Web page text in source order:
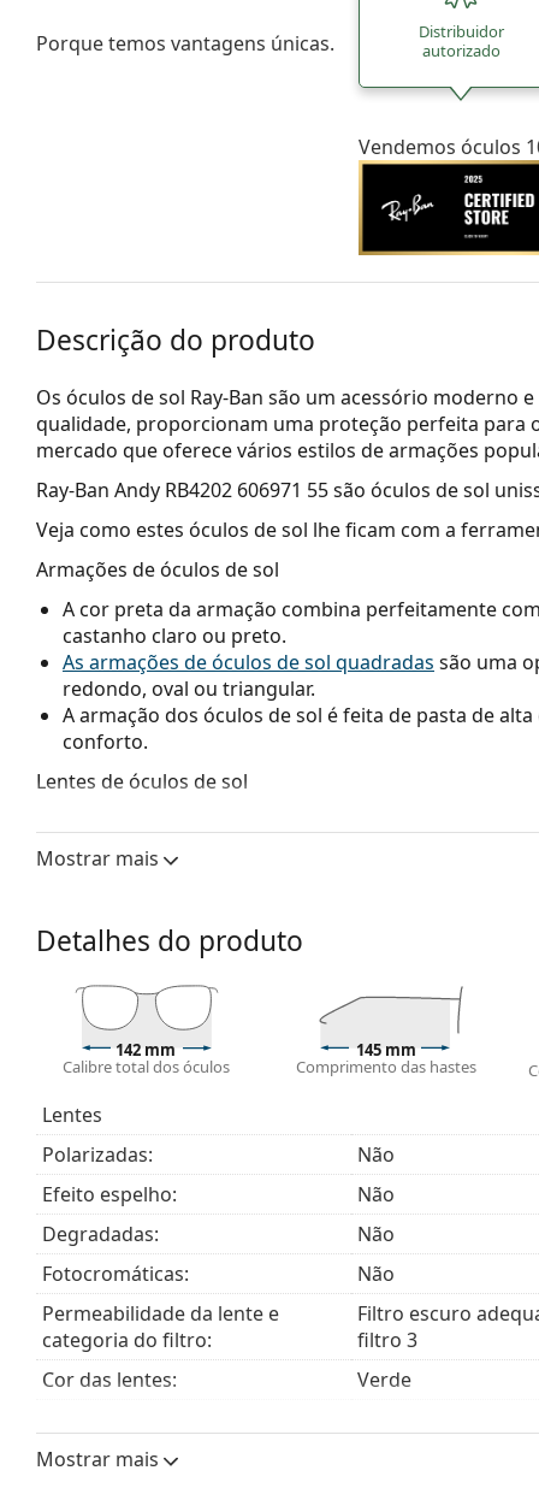
Porque temos vantagens únicas.
Distribuidor
autorizado
Vendemos óculos
Descrição do produto
Os óculos de sol Ray-Ban são um acessório moderno
qualidade, proporcionam uma proteção perfeita para
mercado que oferece vários estilos de armações
Ray-Ban Andy RB4202 606971 55são óculos de sol
Veja como estes óculos de sol lhe ficam com a
Armações de óculos de sol
A cor preta da armação combina perfeitamente
castanho claro ou preto.
As armações de óculos de sol quadradas são uma
redondo, oval ou triangular.
A armação dos óculos de sol é feita de pasta de
conforto.
Lentes de óculos de sol
As lentes são de plástico, cujas vantagens
Os óculos de sol têm proteção UV 400, o que
São adequadas para uma exposição solar intensa
Entregamos os óculos de sol no seu estojo
O pano fornecido é ideal para limpar e cuidar dos
saco de tecido em vez de um pano.
para encontrar
Mostrar mais
Detalhes do produto
142 mm
Calibre total dos óculos
145 mm
Comprimento das hastes
Lentes
Polarizadas:
Não
Efeito espelho:
Não
Degradadas:
Não
Fotocromáticas:
Não
Permeabilidade da lente e
categoria do filtro:
Filtro escuro
filtro 3
Cor das lentes:
Verde
Calibre do cristal:
Mostrar mais